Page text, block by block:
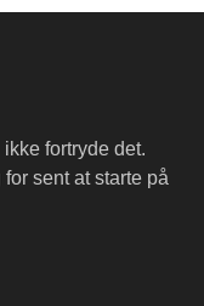
fortryde det.
sent at starte på